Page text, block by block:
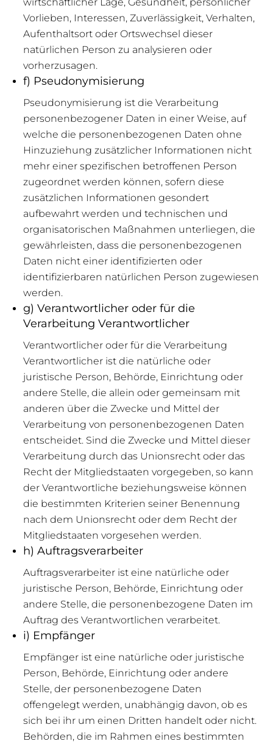
Vorlieben, Interessen, Zuverlässigkeit, Verhalten,
Aufenthaltsort oder Ortswechsel dieser
natürlichen Person zu analysieren oder
vorherzusagen.
f) Pseudonymisierung
Pseudonymisierung ist die Verarbeitung
personenbezogener Daten in einer Weise, auf
welche die personenbezogenen Daten ohne
Hinzuziehung zusätzlicher Informationen nicht
mehr einer spezifischen betroffenen Person
zugeordnet werden können, sofern diese
zusätzlichen Informationen gesondert
aufbewahrt werden und technischen und
organisatorischen Maßnahmen unterliegen, die
gewährleisten, dass die personenbezogenen
Daten nicht einer identifizierten oder
identifizierbaren natürlichen Person zugewiesen
werden.
g) Verantwortlicher oder für die
Verarbeitung Verantwortlicher
Verantwortlicher oder für die Verarbeitung
Verantwortlicher ist die natürliche oder
juristische Person, Behörde, Einrichtung oder
andere Stelle, die allein oder gemeinsam mit
anderen über die Zwecke und Mittel der
Verarbeitung von personenbezogenen Daten
entscheidet. Sind die Zwecke und Mittel dieser
Verarbeitung durch das Unionsrecht oder das
Recht der Mitgliedstaaten vorgegeben, so kann
der Verantwortliche beziehungsweise können
die bestimmten Kriterien seiner Benennung
nach dem Unionsrecht oder dem Recht der
Mitgliedstaaten vorgesehen werden.
h) Auftragsverarbeiter
Auftragsverarbeiter ist eine natürliche oder
juristische Person, Behörde, Einrichtung oder
andere Stelle, die personenbezogene Daten im
Auftrag des Verantwortlichen verarbeitet.
i) Empfänger
Empfänger ist eine natürliche oder juristische
Person, Behörde, Einrichtung oder andere
Stelle, der personenbezogene Daten
offengelegt werden, unabhängig davon, ob es
sich bei ihr um einen Dritten handelt oder nicht.
Behörden, die im Rahmen eines bestimmten